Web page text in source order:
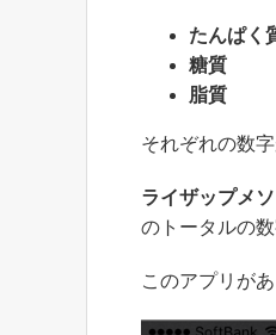
たんぱく
糖質
脂質
それぞれの数
ライザップメ
のトータルの
このアプリが